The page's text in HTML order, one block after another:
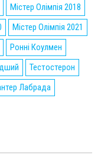
Містер Олімпія 2018
Містер Олімпія 2021
Ронні Коулмен
Тестостерон
Лабрада